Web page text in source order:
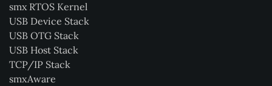
smx RTOS Kernel
USB Device Stack
USB OTG Stack
USB Host Stack
TCP/IP Stack
smxAware